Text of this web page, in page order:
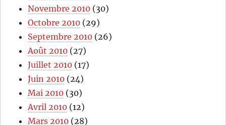
Novembre 2010 (30)
Octobre 2010 (29)
Septembre 2010 (26)
Août 2010 (27)
Juillet 2010 (17)
Juin 2010 (24)
Mai 2010 (30)
Avril 2010 (12)
Mars 2010 (28)